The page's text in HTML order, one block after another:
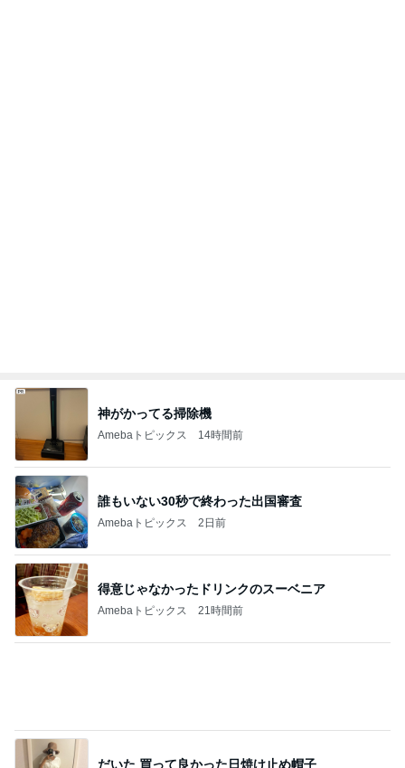
安っぽい100均の小箱が大変身
夜勤の同僚からのグチグチした文句